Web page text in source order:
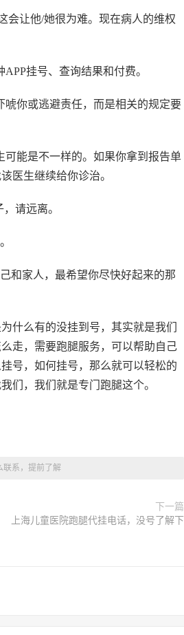
会让他/她很为难。现在病人的维权
挂号、查询结果和付费。
你或逃避责任，而是相关的规定要
能是不一样的。如果你拿到报告单
医生继续给你诊治。
请远离。
和家人，最希望你尽快好起来的那
什么有的没挂到号，其实就是我们
走，需要跑腿服务，可以帮助自己
号，如何挂号，那么就可以轻松的
们，我们就是专门跑腿这个。
联系，提前了解
下一篇
上海儿童医院跑腿代挂电话，没号了解下